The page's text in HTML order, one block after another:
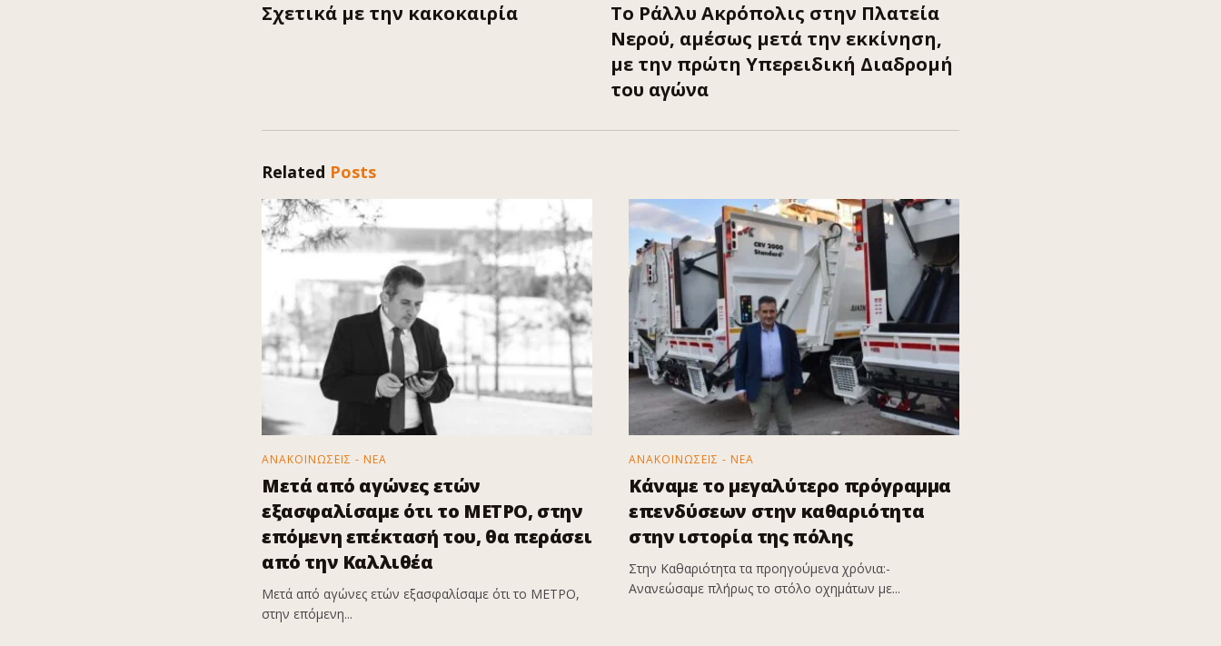
Σχετικά με την κακοκαιρία
Το Ράλλυ Ακρόπολις στην Πλατεία
Νερού, αμέσως μετά την εκκίνηση,
με την πρώτη Υπερειδική Διαδρομή
του αγώνα
Related Posts
ΑΝΑΚΟΙΝΩΣΕΙΣ - ΝΕΑ
Μετά από αγώνες ετών
εξασφαλίσαμε ότι το ΜΕΤΡΟ, στην
επόμενη επέκτασή του, θα περάσει
από την Καλλιθέα
Μετά από αγώνες ετών εξασφαλίσαμε ότι το ΜΕΤΡΟ,
στην επόμενη...
ΑΝΑΚΟΙΝΩΣΕΙΣ - ΝΕΑ
Κάναμε το μεγαλύτερο πρόγραμμα
επενδύσεων στην καθαριότητα
στην ιστορία της πόλης
Στην Καθαριότητα τα προηγούμενα χρόνια:-
Ανανεώσαμε πλήρως το στόλο οχημάτων με...